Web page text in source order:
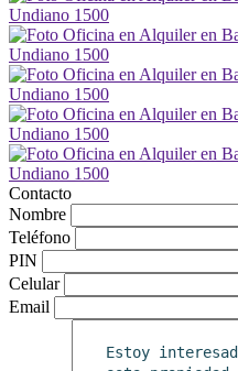
Contacto
Nombre
Teléfono
PIN
Celular
Email